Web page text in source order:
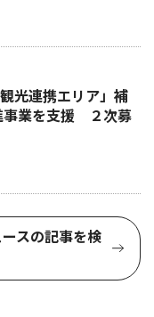
光連携エリア」補
業を支援 ２次募
スの記事を検